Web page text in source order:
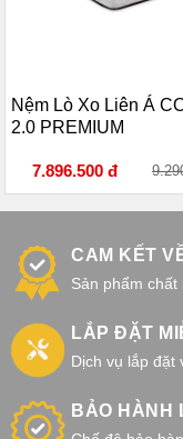
Nệm Lò Xo Liên Á
2.0 PREMIUM
7.896.500 đ
CAM KẾT
Sản phẩm
LẮP ĐẶT
Dịch vụ lắp đặt
BẢO HÀNH